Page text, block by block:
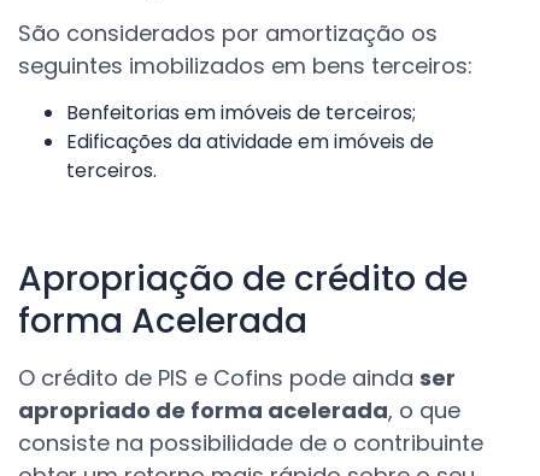
São considerados por amortização os
seguintes imobilizados em bens terceiros:
Benfeitorias em imóveis de terceiros;
Edificações da atividade em imóveis de
terceiros.
Apropriação de crédito de
forma Acelerada
O crédito de PIS e Cofins pode ainda ser
apropriado de forma acelerada, o que
consiste na possibilidade de o contribuinte